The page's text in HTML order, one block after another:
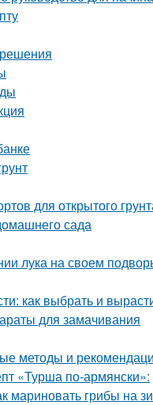
для открытого
сада
лука на своем
как выбрать и
для замачивания
методы и
«Турша по-армянски»:
мариновать грибы на